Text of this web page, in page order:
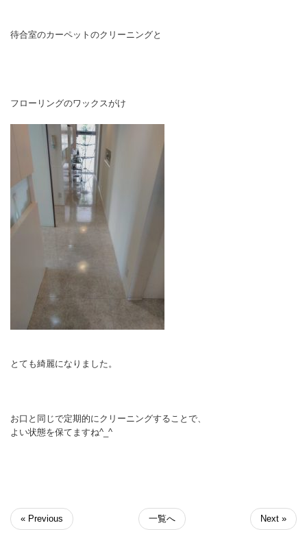
待合室のカーペットのクリーニングと
フローリングのワックスがけ
とても綺麗になりました。
お口と同じで定期的にクリーニングすることで、
よい状態を保てますね^_^
« Previous 一覧へ Next »